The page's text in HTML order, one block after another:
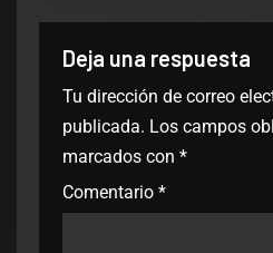
Deja una respuesta
Tu dirección de correo
publicada. Los campos
marcados con *
Comentario *